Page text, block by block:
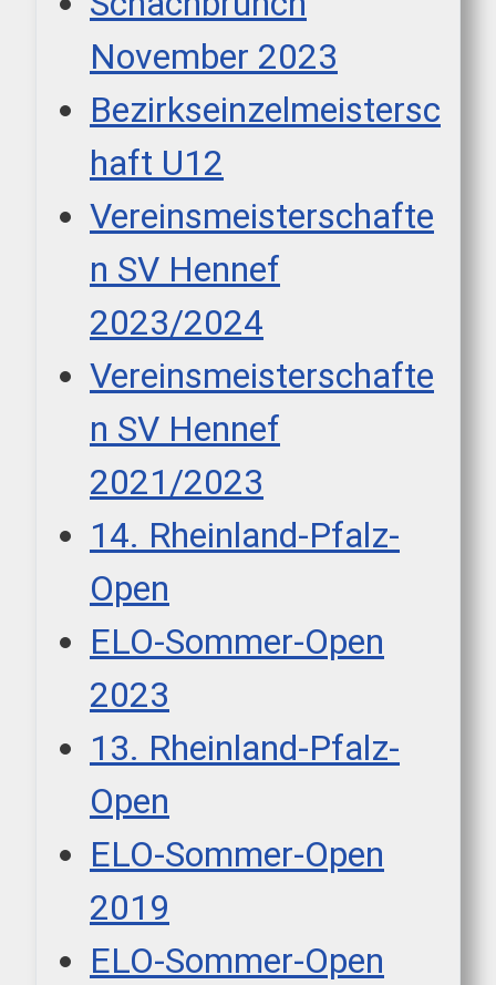
November 2023
Bezirkseinzelmeistersc
haft U12
Vereinsmeisterschafte
n SV Hennef
2023/2024
Vereinsmeisterschafte
n SV Hennef
2021/2023
14. Rheinland-Pfalz-
Open
ELO-Sommer-Open
2023
13. Rheinland-Pfalz-
Open
ELO-Sommer-Open
2019
ELO-Sommer-Open